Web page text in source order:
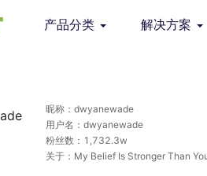
产品分类 解决方案
昵称：dwyanewade
用户名：dwyanewade
粉丝数：1,732.3w
关于：My Belief Is Stronger Than